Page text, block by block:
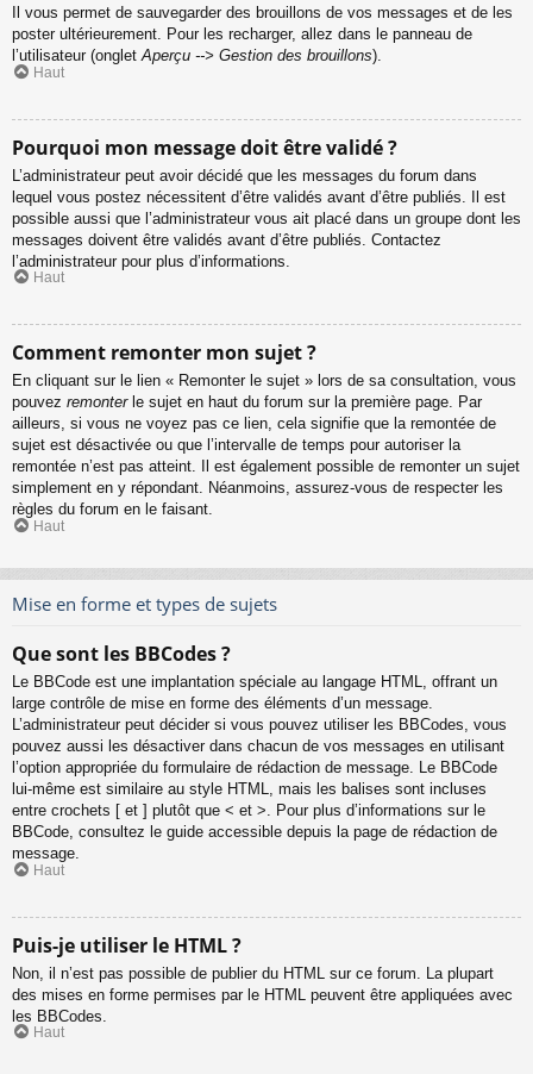
Il vous permet de sauvegarder des brouillons de vos messages et de les
poster ultérieurement. Pour les recharger, allez dans le panneau de
l’utilisateur (ongletAperçu --> Gestion des brouillons).
Haut
Pourquoi mon message doit être validé ?
L’administrateur peut avoir décidé que les messages du forum dans
lequel vous postez nécessitent d’être validés avant d’être publiés. Il est
possible aussi que l’administrateur vous ait placé dans un groupe dont les
messages doivent être validés avant d’être publiés. Contactez
l’administrateur pour plus d’informations.
Haut
Comment remonter mon sujet ?
En cliquant sur le lien « Remonter le sujet » lors de sa consultation, vous
pouvez remonterle sujet en haut du forum sur la première page. Par
ailleurs, si vous ne voyez pas ce lien, cela signifie que la remontée de
sujet est désactivée ou que l’intervalle de temps pour autoriser la
remontée n’est pas atteint. Il est également possible de remonter un sujet
simplement en y répondant. Néanmoins, assurez-vous de respecter les
règles du forum en le faisant.
Haut
Mise en forme et types de sujets
Que sont les BBCodes ?
Le BBCode est une implantation spéciale au langage HTML, offrant un
large contrôle de mise en forme des éléments d’un message.
L’administrateur peut décider si vous pouvez utiliser les BBCodes, vous
pouvez aussi les désactiver dans chacun de vos messages en utilisant
l’option appropriée du formulaire de rédaction de message. Le BBCode
lui-même est similaire au style HTML, mais les balises sont incluses
entre crochets [ et ] plutôt que < et >. Pour plus d’informations sur le
BBCode, consultez le guide accessible depuis la page de rédaction de
message.
Haut
Puis-je utiliser le HTML ?
Non, il n’est pas possible de publier du HTML sur ce forum. La plupart
des mises en forme permises par le HTML peuvent être appliquées avec
les BBCodes.
Haut